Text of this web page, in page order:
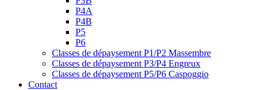
P4A
P4B
P5
P6
Classes de dépaysement P1/P2 Massembre
Classes de dépaysement P3/P4 Engreux
Classes de dépaysement P5/P6 Caspoggio
Contact